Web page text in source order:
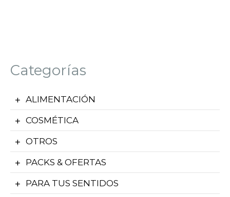
Categorías
ALIMENTACIÓN
COSMÉTICA
OTROS
PACKS & OFERTAS
PARA TUS SENTIDOS